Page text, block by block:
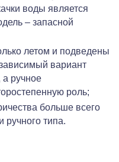
воды является
– запасной
летом и подведены
вариант
а ручное
роль;
больше всего
ручного типа.